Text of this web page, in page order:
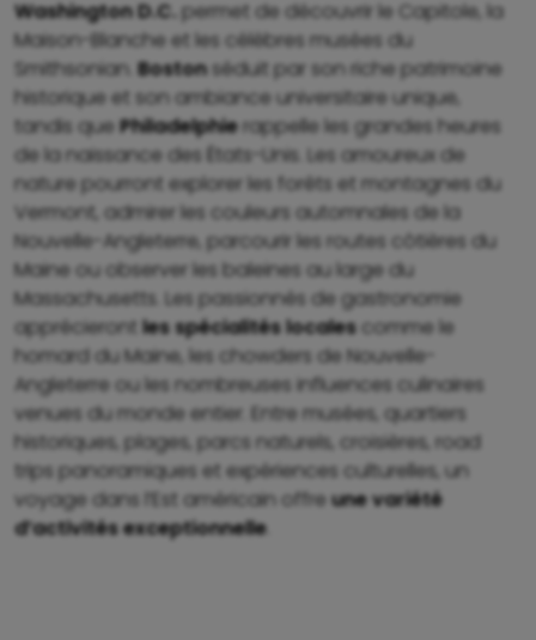
Washington D.C. permet de découvrir le Capitole, la
Maison-Blanche et les célèbres musées du
Smithsonian.Bostonséduit par son riche patrimoine
historique et son ambiance universitaire unique,
tandis quePhiladelphierappelle les grandes heures
de la naissance des États-Unis. Les amoureux de
nature pourront explorer les forêts et montagnes du
Vermont, admirer les couleurs automnales de la
Nouvelle-Angleterre, parcourir les routes côtières du
Maine ou observer les baleines au large du
Massachusetts. Les passionnés de gastronomie
apprécieront les spécialités locales comme le
homard du Maine, les chowders de Nouvelle-
Angleterre ou les nombreuses influences culinaires
venues du monde entier. Entre musées, quartiers
historiques, plages, parcs naturels, croisières, road
trips panoramiques et expériences culturelles, un
voyage dans l’Est américain offreune variété
d’activités exceptionnelle.